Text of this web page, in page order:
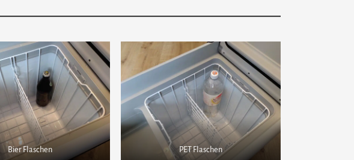
Bier Flaschen PET Flaschen